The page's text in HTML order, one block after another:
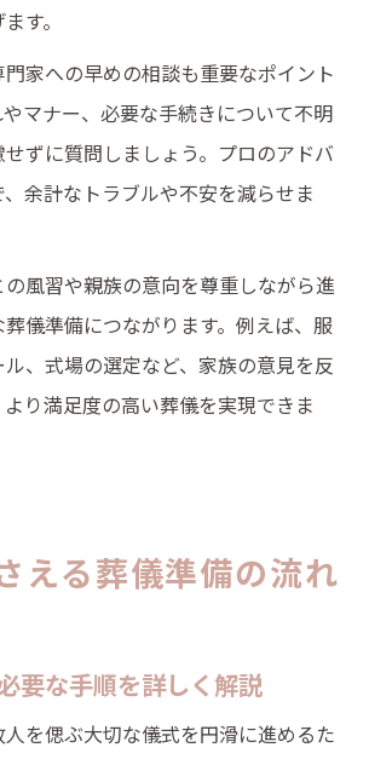
す。
家への早めの相談も重要なポイント
マナー、必要な手続きについて不明
ずに質問しましょう。プロのアドバ
余計なトラブルや不安を減らせま
風習や親族の意向を尊重しながら進
儀準備につながります。例えば、服
、式場の選定など、家族の意見を反
り満足度の高い葬儀を実現できま
える葬儀準備の流れ
要な手順を詳しく解説
を偲ぶ大切な儀式を円滑に進めるた